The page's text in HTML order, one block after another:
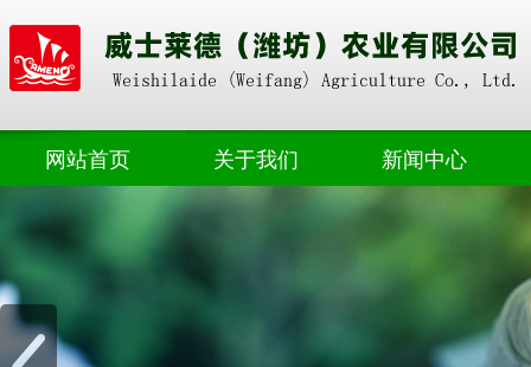
网站首页 关于我们 新闻中心
业界资讯
奥朴赛高塔
奥朴赛菌剂
奥朴赛硝硫基